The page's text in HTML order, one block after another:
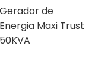
Gerador de
Energia Maxi Trust
50KVA
Kva